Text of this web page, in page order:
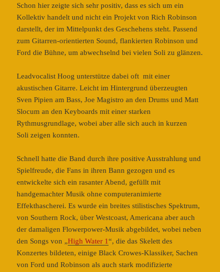
Schon hier zeigte sich sehr positiv, dass es sich um ein
Kollektiv handelt und nicht ein Projekt von Rich Robinson
darstellt, der im Mittelpunkt des Geschehens steht. Passend
zum Gitarren-orientierten Sound, flankierten Robinson und
Ford die Bühne, um abwechselnd bei vielen Soli zu glänzen.
Leadvocalist Hoog unterstütze dabei oft mit einer
akustischen Gitarre. Leicht im Hintergrund überzeugten
Sven Pipien am Bass, Joe Magistro an den Drums und Matt
Slocum an den Keyboards mit einer starken
Rythmusgrundlage, wobei aber alle sich auch in kurzen
Soli zeigen konnten.
Schnell hatte die Band durch ihre positive Ausstrahlung und
Spielfreude, die Fans in ihren Bann gezogen und es
entwickelte sich ein rasanter Abend, gefüllt mit
handgemachter Musik ohne computeranimierte
Effekthascherei. Es wurde ein breites stilistisches Spektrum,
von Southern Rock, über Westcoast, Americana aber auch
der damaligen Flowerpower-Musik abgebildet, wobei neben
den Songs von „High Water 1“, die das Skelett des
Konzertes bildeten, einige Black Crowes-Klassiker, Sachen
von Ford und Robinson als auch stark modifizierte